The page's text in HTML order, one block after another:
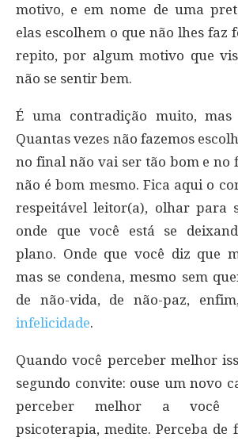
motivo, e em nome de uma
elas escolhem o que não lhes faz
repito, por algum motivo que
não se sentir bem.
É uma contradição muito, mas
Quantas vezes não fazemos
no final não vai ser tão bom e no
não é bom mesmo. Fica aqui o
respeitável leitor(a), olhar para
onde que você está se
plano. Onde que você diz que
mas se condena, mesmo sem
de não-vida, de não-paz,
infelicidade.
Quando você perceber melhor
segundo convite: ouse um novo
perceber melhor a você
psicoterapia, medite. Perceba de